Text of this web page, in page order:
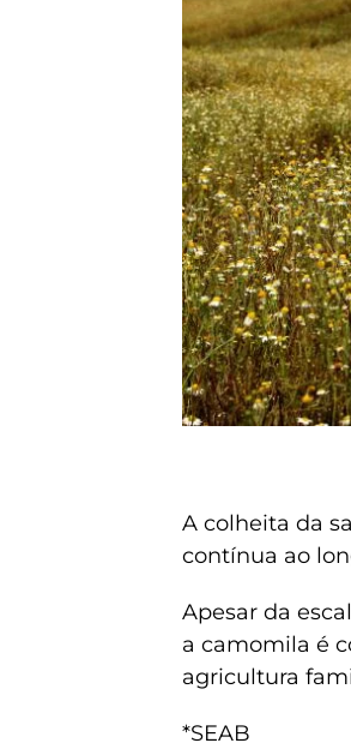
A colheita da
contínua ao
Apesar da
a camomila é
agricultura
*SEAB